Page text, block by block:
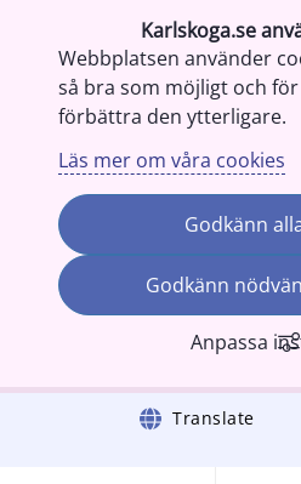
Karlskoga.se
Webbplatsen använder
så bra som möjligt och
förbättra den ytterligare.
Läs mer om våra cookies
Godkänn
Godkänn
Anpassa
Gå till innehåll Translate